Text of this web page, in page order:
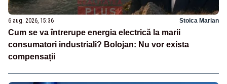
6 aug. 2026, 15:36 Stoica Marian
Cum se va întrerupe energia electrică la marii
consumatori industriali? Bolojan: Nu vor exista
compensații